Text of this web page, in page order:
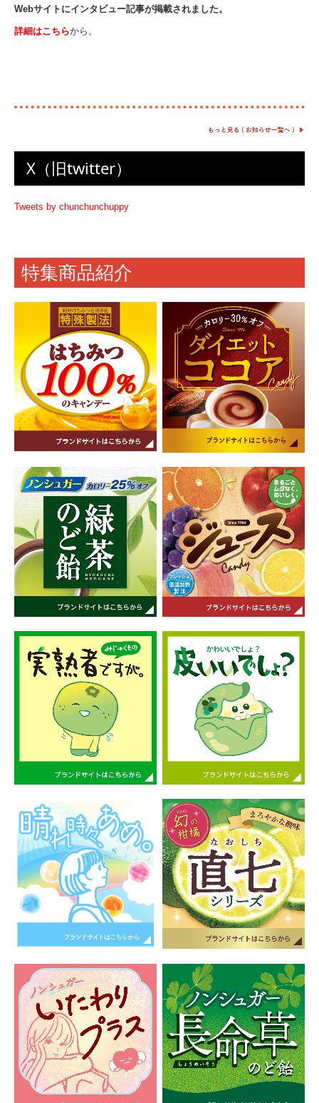
Webサイトにインタビュー記事が掲載されました。
詳細はこちらから。
X（旧twitter）
Tweets by chunchunchuppy
特集商品紹介